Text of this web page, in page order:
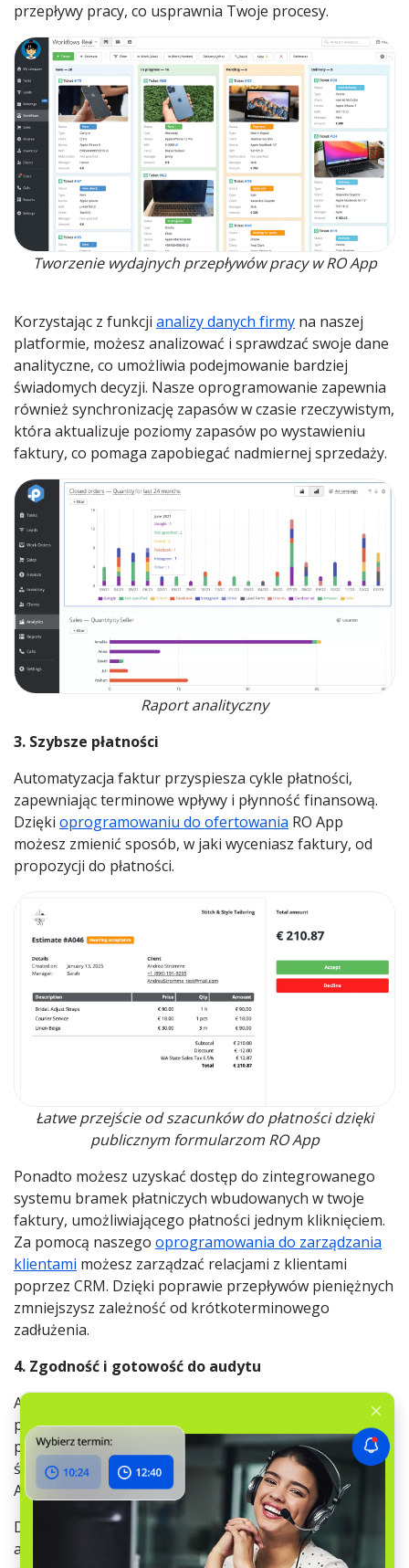
przepływy pracy, co usprawnia Twoje procesy.
Tworzenie wydajnych przepływów pracy w RO App
Korzystając z funkcji analizy danych firmy na naszej
platformie, możesz analizować i sprawdzać swoje dane
analityczne, co umożliwia podejmowanie bardziej
świadomych decyzji. Nasze oprogramowanie zapewnia
również synchronizację zapasów w czasie rzeczywistym,
która aktualizuje poziomy zapasów po wystawieniu
faktury, co pomaga zapobiegać nadmiernej sprzedaży.
Raport analityczny
3. Szybsze płatności
Automatyzacja faktur przyspiesza cykle płatności,
zapewniając terminowe wpływy i płynność finansową.
Dzięki oprogramowaniu do ofertowania RO App
możesz zmienić sposób, w jaki wyceniasz faktury, od
propozycji do płatności.
Łatwe przejście od szacunków do płatności dzięki
publicznym formularzom RO App
Ponadto możesz uzyskać dostęp do zintegrowanego
systemu bramek płatniczych wbudowanych w twoje
faktury, umożliwiającego płatności jednym kliknięciem.
Za pomocą naszego oprogramowania do zarządzania
klientami możesz zarządzać relacjami z klientami
poprzez CRM. Dzięki poprawie przepływów pieniężnych
zmniejszysz zależność od krótkoterminowego
zadłużenia.
4. Zgodność i gotowość do audytu
Automatyzacja fakturowania zapewnia, że twoje
przedsiębiorstwo przestrzega wymogów audytowych i
przepisów podatkowych poprzez standaryzowane i
śledzalne zapisy. Korzystając z CRM dla małych firmRO
App, możesz uprościć codzienne operacje twojej firmy.
Dla przykładu możesz zastosować funkcję
automatyzacji podatku, która automatycznie oblicza